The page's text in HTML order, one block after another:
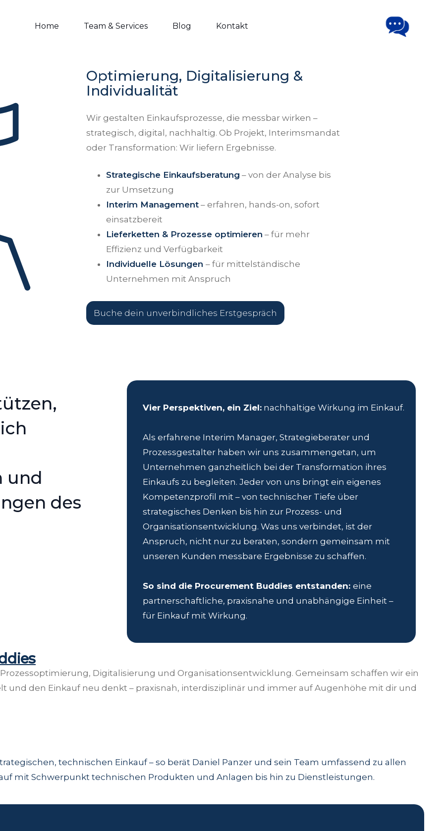
Home Team & Services Blog Kontakt
Optimierung, Digitalisierung &
Individualität
Wir gestalten Einkaufsprozesse, die messbar wirken –
strategisch, digital, nachhaltig. Ob Projekt, Interimsmandat
oder Transformation: Wir liefern Ergebnisse.
Strategische Einkaufsberatung – von der Analyse bis
zur Umsetzung
Interim Management – erfahren, hands-on, sofort
einsatzbereit
Lieferketten & Prozesse optimieren – für mehr
Effizienz und Verfügbarkeit
Individuelle Lösungen – für mittelständische
Unternehmen mit Anspruch
Buche dein unverbindliches Erstgespräch
und
des
Vier Perspektiven, ein Ziel: nachhaltige Wirkung im Einkauf.
Als erfahrene Interim Manager, Strategieberater und
Prozessgestalter haben wir uns zusammengetan, um
Unternehmen ganzheitlich bei der Transformation ihres
Einkaufs zu begleiten. Jeder von uns bringt ein eigenes
Kompetenzprofil mit – von technischer Tiefe über
strategisches Denken bis hin zur Prozess- und
Organisationsentwicklung. Was uns verbindet, ist der
Anspruch, nicht nur zu beraten, sondern gemeinsam mit
unseren Kunden messbare Ergebnisse zu schaffen.
So sind die Procurement Buddies entstanden: eine
partnerschaftliche, praxisnahe und unabhängige Einheit –
für Einkauf mit Wirkung.
Digitalisierung und Organisationsentwicklung. Gemeinsam schaffen wir ein
und den Einkauf neu denkt – praxisnah, interdisziplinär und immer auf Augenhöhe mit dir und
technischen Einkauf – so berät Daniel Panzer und sein Team umfassend zu allen
mit Schwerpunkt technischen Produkten und Anlagen bis hin zu Dienstleistungen.